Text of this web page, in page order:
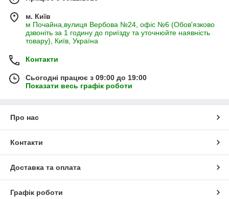
м. Київ
м Почайна,вулиця Вербова №24, офіс №6 (Обов'язково
дзвоніть за 1 годину до приїзду та уточнюйте наявність
товару), Київ, Україна
Контакти
Сьогодні працює з 09:00 до 19:00
Показати весь графік роботи
Про нас
Контакти
Доставка та оплата
Графік роботи